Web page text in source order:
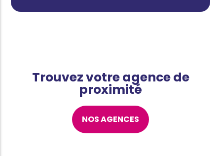
Trouvez votre agence de
proximité
NOS AGENCES